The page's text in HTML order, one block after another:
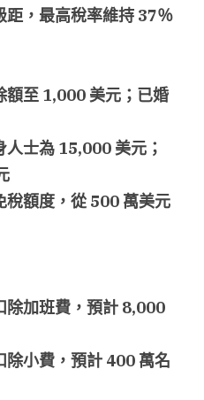
距，最高稅率維持 37％
額至 1,000 美元；已婚
人士為 15,000 美元；
稅額度，從 500 萬美元
除小費，預計 400 萬名